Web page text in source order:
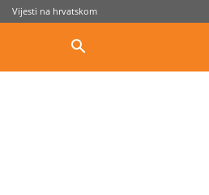
Vijesti na hrvatskom